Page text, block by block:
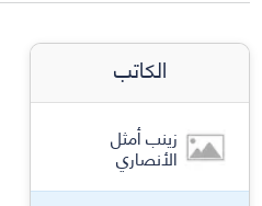
الكاتب
زينب أمثل
الأنصاري